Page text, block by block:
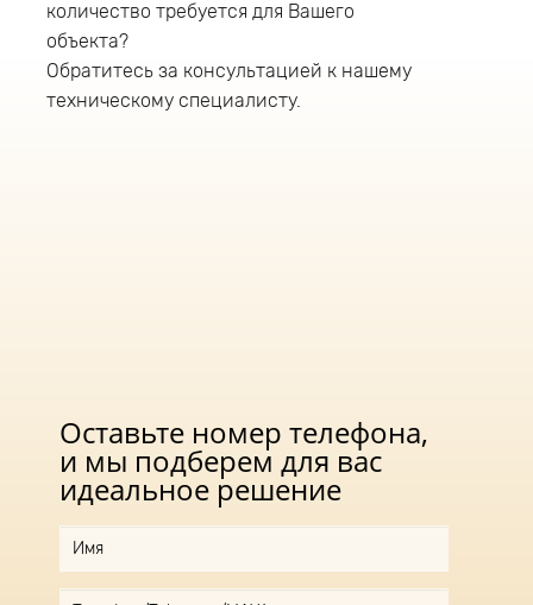
уличный светильник имеет консольный тип
крепления и монтируется на трубу диаметром
до 52мм. Рекомендуемая высота монтажа
уличного светодиодного светильника 5-9
метров. В светильнике данной серии
количество требуется для Вашего
объекта?
Обратитесь за консультацией к нашему
техническому специалисту.
Оставьте номер телефона,
и мы подберем для вас
идеальное решение